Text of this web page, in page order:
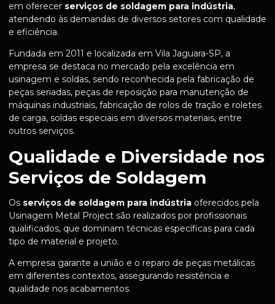
em oferecer serviços de soldagem para indústria,
atendendo às demandas de diversos setores com qualidade
e eficiência.
Fundada em 2011 e localizada em Vila Jaguara-SP, a
empresa se destaca no mercado pela excelência em
usinagem e soldas, sendo reconhecida pela fabricação de
peças seriadas, peças de reposição para manutenção de
máquinas industriais, fabricação de rolos de tração e roletes
de carga, soldas especiais em diversos materiais, entre
outros serviços.
Qualidade e Diversidade nos
Serviços de Soldagem
Os serviços de soldagem para indústria oferecidos pela
Usinagem Metal Project são realizados por profissionais
qualificados, que dominam técnicas específicas para cada
tipo de material e projeto.
A empresa garante a união e o reparo de peças metálicas
em diferentes contextos, assegurando resistência e
qualidade nos acabamentos.